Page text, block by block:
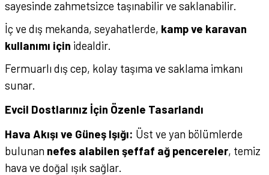
sayesinde zahmetsizce taşınabilir ve saklanabilir.
İç ve dış mekanda, seyahatlerde, kamp ve karavan
kullanımı için idealdir.
Fermuarlı dış cep, kolay taşıma ve saklama imkanı
sunar.
Evcil Dostlarınız İçin Özenle Tasarlandı
Hava Akışı ve Güneş Işığı: Üst ve yan bölümlerde
bulunan nefes alabilen şeffaf ağ pencereler, temiz
hava ve doğal ışık sağlar.